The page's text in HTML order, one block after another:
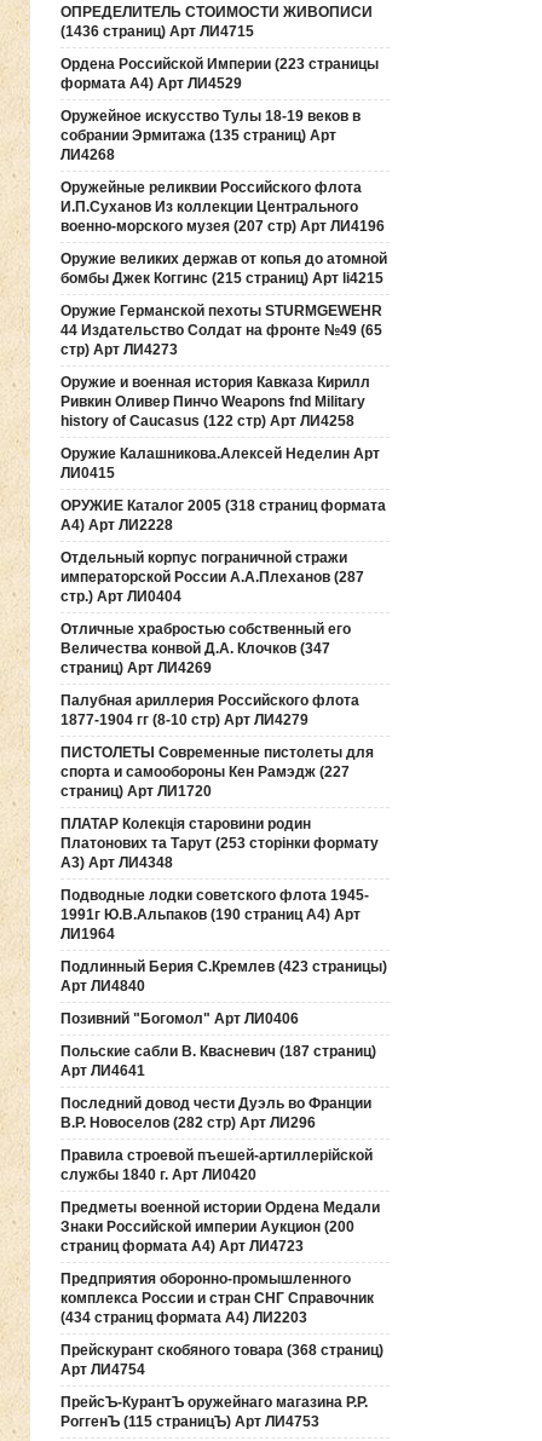
ОПРЕДЕЛИТЕЛЬ СТОИМОСТИ ЖИВОПИСИ
(1436 страниц) Арт ЛИ4715
Ордена Российской Империи (223 страницы
формата А4) Арт ЛИ4529
Оружейное искусство Тулы 18-19 веков в
собрании Эрмитажа (135 страниц) Арт
ЛИ4268
Оружейные реликвии Российского флота
И.П.Суханов Из коллекции Центрального
военно-морского музея (207 стр) Арт ЛИ4196
Оружие великих держав от копья до атомной
бомбы Джек Коггинс (215 страниц) Арт li4215
Оружие Германской пехоты STURMGEWEHR
44 Издательство Солдат на фронте №49 (65
стр) Арт ЛИ4273
Оружие и военная история Кавказа Кирилл
Ривкин Оливер Пинчо Weapons fnd Military
history of Caucasus (122 стр) Арт ЛИ4258
Оружие Калашникова.Алексей Неделин Арт
ЛИ0415
ОРУЖИЕ Каталог 2005 (318 страниц формата
А4) Арт ЛИ2228
Отдельный корпус пограничной стражи
императорской России А.А.Плеханов (287
стр.) Арт ЛИ0404
Отличные храбростью собственный его
Величества конвой Д.А. Клочков (347
страниц) Арт ЛИ4269
Палубная ариллерия Российского флота
1877-1904 гг (8-10 стр) Арт ЛИ4279
ПИСТОЛЕТЫ Современные пистолеты для
спорта и самообороны Кен Рамэдж (227
страниц) Арт ЛИ1720
ПЛАТАР Колекція старовини родин
Платонових та Тарут (253 сторінки формату
А3) Арт ЛИ4348
Подводные лодки советского флота 1945-
1991г Ю.В.Альпаков (190 страниц А4) Арт
ЛИ1964
Подлинный Берия С.Кремлев (423 страницы)
Арт ЛИ4840
Позивний "Богомол" Арт ЛИ0406
Польские сабли В. Квасневич (187 страниц)
Арт ЛИ4641
Последний довод чести Дуэль во Франции
В.Р. Новоселов (282 стр) Арт ЛИ296
Правила строевой пъешей-артиллерiйской
службы 1840 г. Арт ЛИ0420
Предметы военной истории Ордена Медали
Знаки Российской империи Аукцион (200
страниц формата А4) Арт ЛИ4723
Предприятия оборонно-промышленного
комплекса России и стран СНГ Справочник
(434 страниц формата А4) ЛИ2203
Прейскурант скобяного товара (368 страниц)
Арт ЛИ4754
ПрейсЪ-КурантЪ оружейнаго магазина Р.Р.
РоггенЪ (115 страницЪ) Арт ЛИ4753